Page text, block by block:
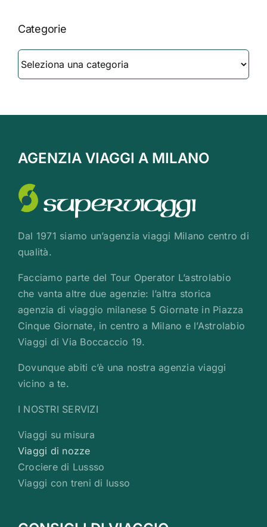
Categorie
Categorie
AGENZIA VIAGGI A MILANO
Dal 1971 siamo un’agenzia viaggi Milano centro di
qualità.
Facciamo parte del Tour Operator L’astrolabio
che vanta altre due agenzie: l’altra storica
agenzia di viaggio milanese 5 Giornate in Piazza
Cinque Giornate, in centro a Milano e l’Astrolabio
Viaggi di Via Boccaccio 19.
Dovunque abiti c’è una nostra agenzia viaggi
vicino a te.
I NOSTRI SERVIZI
Viaggi su misura
Viaggi di nozze
Crociere di Lussso
Viaggi con treni di lusso